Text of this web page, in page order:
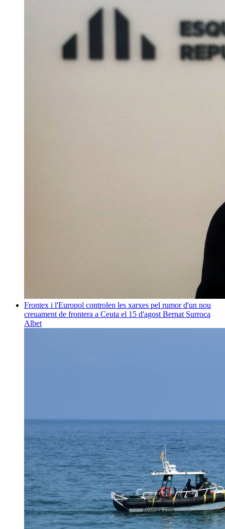
Frontex i l'Europol controlen les xarxes pel rumor d'un nou
creuament de frontera a Ceuta el 15 d'agost Bernat Surroca
Albet